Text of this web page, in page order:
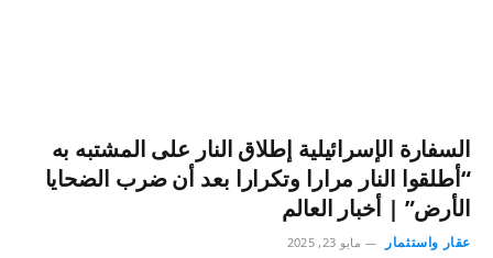
السفارة الإسرائيلية إطلاق النار على المشتبه به
“أطلقوا النار مرارا وتكرارا بعد أن ضرب الضحايا
الأرض” | أخبار العالم
عقار واستثمار مايو 23, 2025